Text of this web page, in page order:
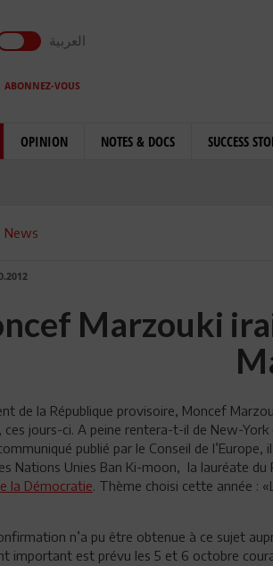
العربية
ABONNEZ-VOUS
OPINION NOTES & DOCS SUCCESS
News
Marzouki
de la République provisoire, Moncef
ces jours-ci. A peine rentera-t-il de New-
publié par le Conseil de
Nations Unies Ban Ki-moon, la lauréate du
la Démocratie. Thème choisi cette année :
n’a pu être obtenue à ce sujet
important est prévu les 5 et 6 octobre